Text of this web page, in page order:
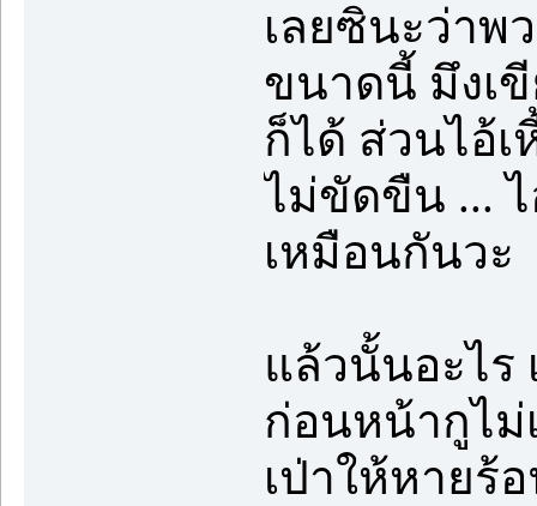
เลยซินะว่าพ
ขนาดนี้ มึงเขี
ก็ได้ ส่วนไอ้
ไม่ขัดขืน ...
เหมือนกันวะ
แล้วนั้นอะไร
ก่อนหน้ากูไ
เป่าให้หายร้